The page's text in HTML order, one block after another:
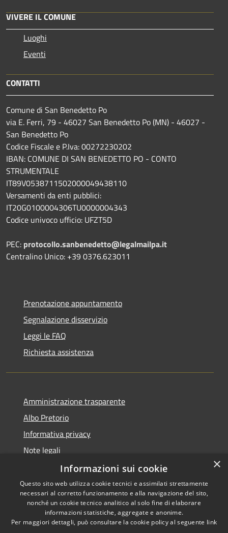
VIVERE IL COMUNE
Luoghi
Eventi
CONTATTI
Comune di San Benedetto Po
via E. Ferri, 79 - 46027 San Benedetto Po (MN) - 46027 -
San Benedetto Po
Codice Fiscale e P.Iva: 00272230202
IBAN: COMUNE DI SAN BENEDETTO PO - CONTO
STRUMENTALE
IT89V0538711502000049438110
Versamenti da enti pubblici:
IT20G0100004306TU0000004343
Codice univoco ufficio: UFZT5D
PEC: protocollo.sanbenedetto@legalmailpa.it
Centralino Unico: +39 0376.623011
Prenotazione appuntamento
Segnalazione disservizio
Leggi le FAQ
Richiesta assistenza
Amministrazione trasparente
Albo Pretorio
Informativa privacy
Note legali
Dichiarazione di accessibilità
RSS
Accessibilità
Copyright © 2021 • Città
di San Benedetto Po •
×
Informazioni sui cookie
Questo sito web utilizza cookie tecnici e assimilati strettamente
necessari al corretto funzionamento e alla navigazione del sito,
nonché un cookie tecnico analitico al solo fine di elaborare
informazioni statistiche, aggregate e anonime.
Per maggiori dettagli, può consultare la cookie policy al seguente link